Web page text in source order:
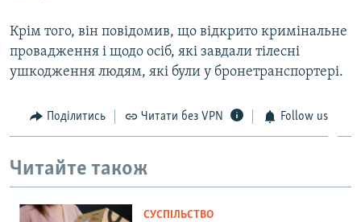
Крім того, він повідомив, що відкрито кримінальне
провадження і щодо осіб, які завдали тілесні
ушкодження людям, які були у бронетранспортері.
Поділитись Читати без VPN Follow us
Читайте також
СУСПІЛЬСТВО